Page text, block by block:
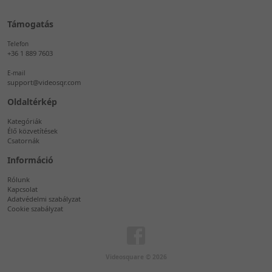
Támogatás
Telefon
+36 1 889 7603
E-mail
support@videosqr.com
Oldaltérkép
Kategóriák
Élő közvetítések
Csatornák
Információ
Rólunk
Kapcsolat
Adatvédelmi szabályzat
Cookie szabályzat